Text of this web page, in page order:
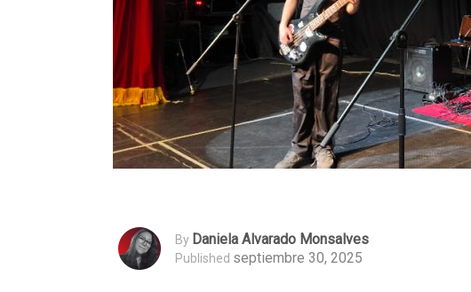
By Daniela Alvarado Monsalves
Published septiembre 30, 2025